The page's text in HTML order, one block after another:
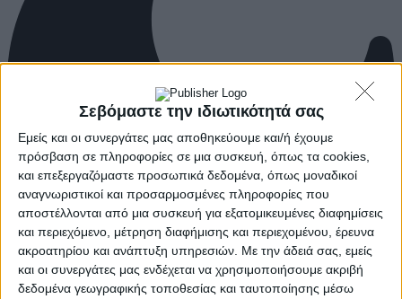
Σεβόμαστε την ιδιωτικότητά σας
Εμείς και οι συνεργάτες μας αποθηκεύουμε και/ή έχουμε
πρόσβαση σε πληροφορίες σε μια συσκευή, όπως τα cookies,
και επεξεργαζόμαστε προσωπικά δεδομένα, όπως μοναδικοί
αναγνωριστικοί και προσαρμοσμένες πληροφορίες που
αποστέλλονται από μια συσκευή για εξατομικευμένες διαφημίσεις
και περιεχόμενο, μέτρηση διαφήμισης και περιεχομένου, έρευνα
ακροατηρίου και ανάπτυξη υπηρεσιών. Με την άδειά σας, εμείς
και οι συνεργάτες μας ενδέχεται να χρησιμοποιήσουμε ακριβή
δεδομένα γεωγραφικής τοποθεσίας και ταυτοποίησης μέσω